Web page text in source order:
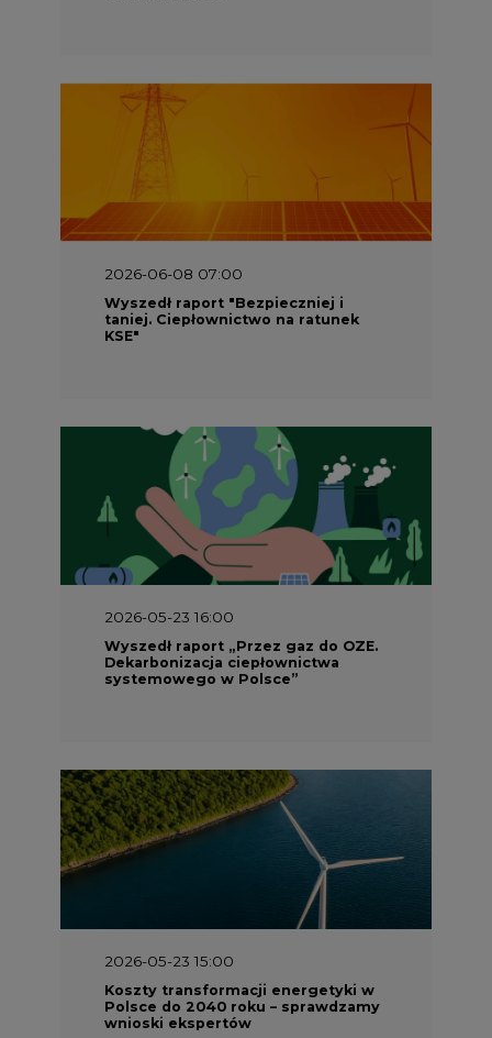
2026-06-08 07:00
Wyszedł raport "Bezpieczniej i
taniej. Ciepłownictwo na ratunek
KSE"
2026-05-23 16:00
Wyszedł raport „Przez gaz do OZE.
Dekarbonizacja ciepłownictwa
systemowego w Polsce”
2026-05-23 15:00
Koszty transformacji energetyki w
Polsce do 2040 roku – sprawdzamy
wnioski ekspertów